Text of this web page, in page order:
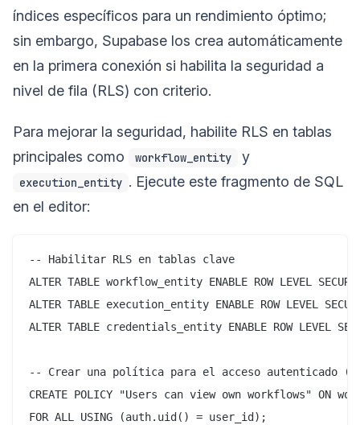
índices específicos para un rendimiento óptimo;
sin embargo, Supabase los crea automáticamente
en la primera conexión si habilita la seguridad a
nivel de fila (RLS) con criterio.
Para mejorar la seguridad, habilite RLS en tablas
principales como
workflow_entity y
execution_entity . Ejecute este fragmento de SQL
en el editor:
-- Habilitar RLS en tablas clave
ALTER TABLE workflow_entity ENABLE ROW LEVEL
ALTER TABLE execution_entity ENABLE ROW LEVEL
ALTER TABLE credentials_entity ENABLE ROW LEVEL
-- Crear una política para el acceso autenticado
CREATE POLICY "Users can view own workflows" ON
FOR ALL USING (auth.uid() = user_id);